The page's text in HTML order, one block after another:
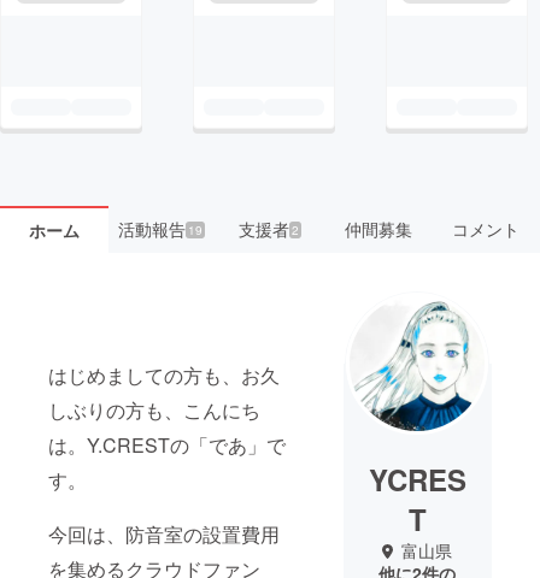
ホーム 活動報告19 支援者 2 仲間募集 コメント
はじめましての方も、お久
しぶりの方も、こんにち
は。Y.CRESTの「であ」で
す。
今回は、防音室の設置費用
を集めるクラウドファン
YCRES
T
富山県